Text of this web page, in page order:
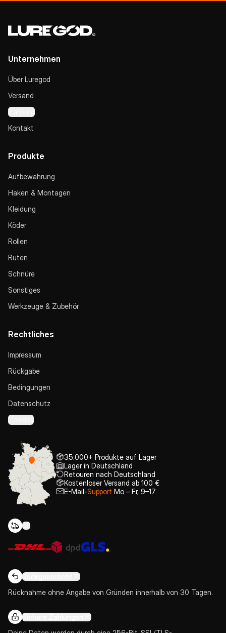
Unternehmen
Über Luregod
Versand
Zahlung
Kontakt
Produkte
Aufbewahrung
Haken & Montagen
Kleidung
Köder
Rollen
Ruten
Schnüre
Sonstiges
Werkzeuge & Zubehör
Rechtliches
Impressum
Rückgabe
Bedingungen
Datenschutz
Cookies
35.000+ Produkte auf Lager
Lager in Deutschland
Retouren nach Deutschland
Kostenloser Versand ab 100 €
E-Mail-Support Mo – Fr, 9–17
Rückgaberecht
Rücknahme ohne Angabe von Gründen innerhalb von 30 Tagen.
Sichere Zahlungen